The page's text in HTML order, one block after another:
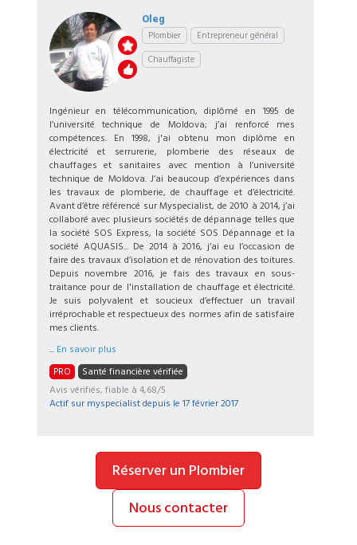
Oleg
Plombier
Entrepreneur général
Chauffagiste
Ingénieur en télécommunication, diplômé en 1995 de
l’université technique de Moldova; j’ai renforcé mes
compétences. En 1998, j'ai obtenu mon diplôme en
électricité et serrurerie, plomberie des réseaux de
chauffages et sanitaires avec mention à l’université
technique de Moldova. J’ai beaucoup d’expériences dans
les travaux de plomberie, de chauffage et d’électricité.
Avant d’être référencé sur Myspecialist, de 2010 à 2014, j’ai
collaboré avec plusieurs sociétés de dépannage telles que
la société SOS Express, la société SOS Dépannage et la
société AQUASIS... De 2014 à 2016, j’ai eu l’occasion de
faire des travaux d’isolation et de rénovation des toitures.
Depuis novembre 2016, je fais des travaux en sous-
traitance pour de l'installation de chauffage et électricité.
Je suis polyvalent et soucieux d’effectuer un travail
irréprochable et respectueux des normes afin de satisfaire
mes clients.
... En savoir plus
PRO
Santé financière vérifiée
Avis vérifiés, fiable à 4,68/5
Actif sur myspecialist depuis le 17 février 2017
Réserver un Plombier
Nous contacter